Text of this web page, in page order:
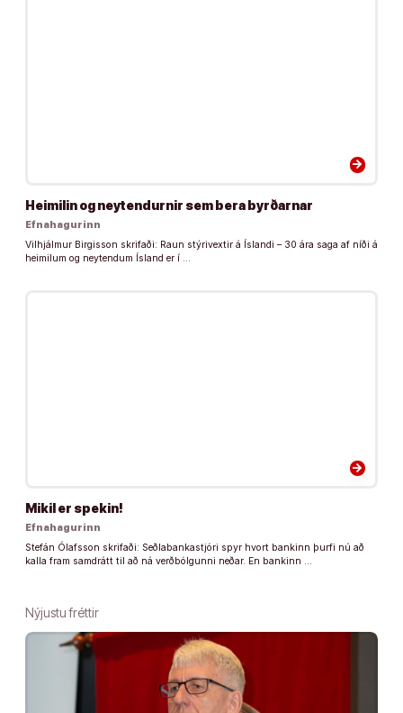
arrow_forward
Heimilin og neytendurnir sem bera byrðarnar
Efnahagurinn
Vilhjálmur Birgisson skrifaði: Raun stýrivextir á Íslandi – 30 ára saga af níði á
heimilum og neytendum Ísland er í …
arrow_forward
Mikil er spekin!
Efnahagurinn
Stefán Ólafsson skrifaði: Seðlabankastjóri spyr hvort bankinn þurfi nú að
kalla fram samdrátt til að ná verðbólgunni neðar. En bankinn …
Nýjustu fréttir